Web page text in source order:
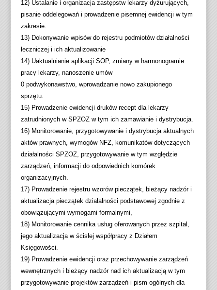
12) Ustalanie i organizacja zastępstw lekarzy dyżurujących,
pisanie oddelegowań i prowadzenie pisemnej ewidencji w tym
zakresie.
13) Dokonywanie wpisów do rejestru podmiotów działalności
leczniczej i ich aktualizowanie
14) Uaktualnianie aplikacji SOP, zmiany w harmonogramie
pracy lekarzy, nanoszenie umów
0 podwykonawstwo, wprowadzanie nowo zakupionego
sprzętu.
15) Prowadzenie ewidencji druków recept dla lekarzy
zatrudnionych w SPZOZ w tym ich zamawianie i dystrybucja.
16) Monitorowanie, przygotowywanie i dystrybucja aktualnych
aktów prawnych, wymogów NFZ, komunikatów dotyczących
działalności SPZOZ, przygotowywanie w tym względzie
zarządzeń, informacji do odpowiednich komórek
organizacyjnych.
17) Prowadzenie rejestru wzorów pieczątek, bieżący nadzór i
aktualizacja pieczątek działalności podstawowej zgodnie z
obowiązującymi wymogami formalnymi,
18) Monitorowanie cennika usług oferowanych przez szpital,
jego aktualizacja w ścisłej współpracy z Działem
Księgowości.
19) Prowadzenie ewidencji oraz przechowywanie zarządzeń
wewnętrznych i bieżący nadzór nad ich aktualizacją w tym
przygotowywanie projektów zarządzeń i pism ogólnych dla